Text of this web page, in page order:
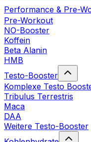
Performance & Pre-
Pre-Workout
NO-Booster
Koffein
Beta Alanin
HMB
Testo-Booster
Komplexe Testo
Tribulus Terrestris
Maca
DAA
Weitere Testo-Booster